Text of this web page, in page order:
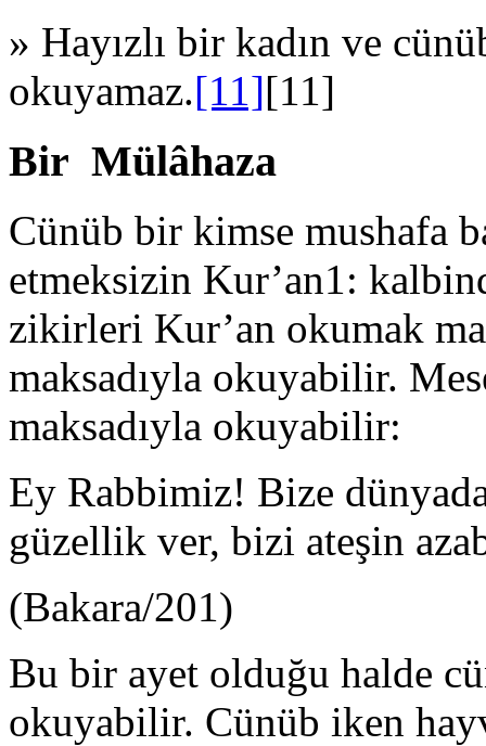
» Hayızlı bir kadın ve
okuyamaz.[11][11]
Bir Mülâhaza
Cünüb bir kimse mushafa
etmeksizin Kur’an1:
zikirleri Kur’an okumak
maksadıyla okuyabilir.
maksadıyla okuyabilir:
Ey Rabbimiz! Bize
güzellik ver, bizi ateşin
(Bakara/201)
Bu bir ayet olduğu halde
oku­yabilir. Cünüb iken